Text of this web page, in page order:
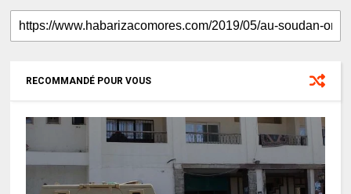
RECOMMANDÉ POUR VOUS